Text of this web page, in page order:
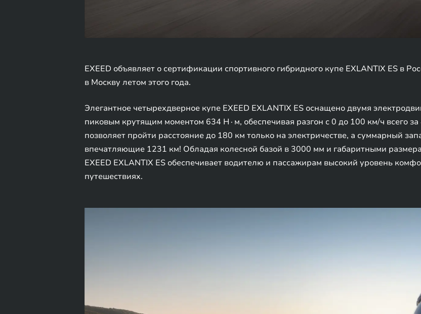
EXEED объявляет о сертификации спортивного гибридного купе EXLANTIX ES в
в Москву летом этого года.
Элегантное четырехдверное купе EXEED EXLANTIX ES оснащено двумя
пиковым крутящим моментом 634 Н∙м, обеспечивая разгон с 0 до 100 км/ч всего
позволяет пройти расстояние до 180 км только на электричестве, а суммарный
впечатляющие 1231 км! Обладая колесной базой в 3000 мм и габаритными
EXEED EXLANTIX ES обеспечивает водителю и пассажирам высокий уровень
путешествиях.